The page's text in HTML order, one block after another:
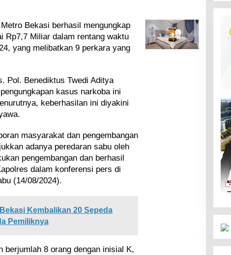
Bekasi berhasil mengungkap
Rp7,7 Miliar dalam rentang waktu
yang melibatkan 9 perkara yang
Pol. Benediktus Twedi Aditya
kasus narkoba ini
keberhasilan ini diyakini
masyarakat dan pengembangan
adanya peredaran sabu oleh
pengembangan dan berhasil
dalam konferensi pers di
(14/08/2024).
Kembalikan 20 Sepeda
Pemiliknya
berjumlah 8 orang dengan inisial K,